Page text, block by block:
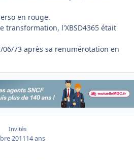
en rouge.
transformation, l'XBSD4365 était
73 après sa renumérotation en
Invités
201114 ans